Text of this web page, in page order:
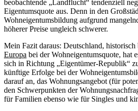
beob­achtende „Landflucht“ tendenziell
Eigentumsquote aus. Denn in den
Wohneigentumsbildung aufgrund
höherer Preise ungleich schwerer.
Mein Fazit daraus: Deutschland, historisch
Europa bei der Wohneigen­tumsquote, hat
sich in Richtung „Eigentümer-Republik“
künftige Erfolge bei der
darauf an, das Wohnungsan­gebot (für
den Schwerpunkten der
für Familien ebenso wie für Singles und